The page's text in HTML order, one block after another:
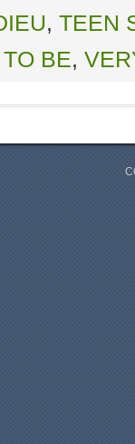
, TEEN
BE,